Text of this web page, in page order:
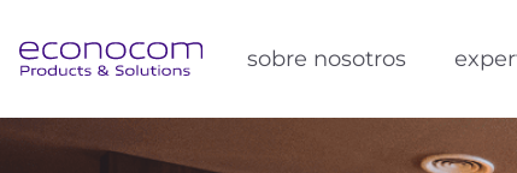
sobre nosotros